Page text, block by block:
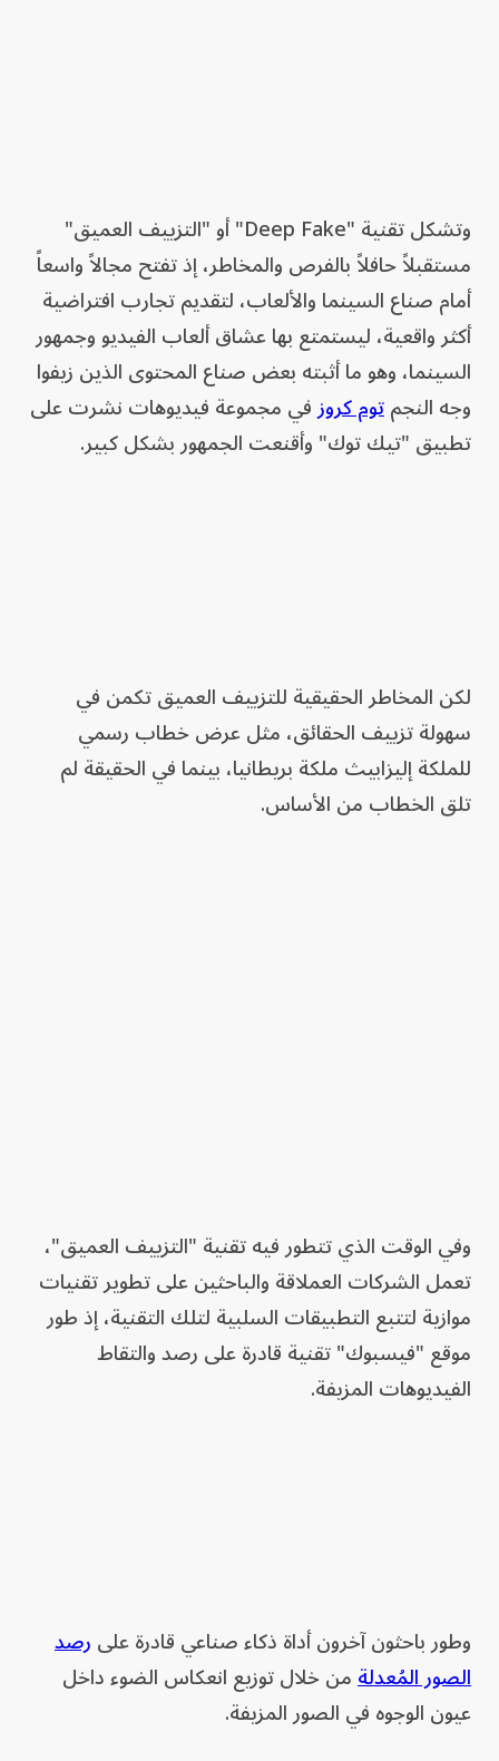
وتشكل تقنية "Deep Fake" أو "التزييف العميق"
مستقبلاً حافلاً بالفرص والمخاطر، إذ تفتح مجالاً واسعاً
أمام صناع السينما والألعاب، لتقديم تجارب افتراضية
أكثر واقعية، ليستمتع بها عشاق ألعاب الفيديو وجمهور
السينما، وهو ما أثبته بعض صناع المحتوى الذين زيفوا
وجه النجمتوم كروزفي مجموعة فيديوهات نشرت على
تطبيق "تيك توك" وأقنعت الجمهور بشكل كبير.
لكن المخاطر الحقيقية للتزييف العميق تكمن في
سهولة تزييف الحقائق، مثل عرض خطاب رسمي
للملكة إليزابيث ملكة بريطانيا، بينما في الحقيقة لم
تلق الخطاب من الأساس.
وفي الوقت الذي تتطور فيه تقنية "التزييف العميق"،
تعمل الشركات العملاقة والباحثين على تطوير تقنيات
موازية لتتبع التطبيقات السلبية لتلك التقنية، إذ طور
موقع "فيسبوك" تقنية قادرة على رصد والتقاط
الفيديوهات المزيفة.
وطور باحثون آخرون أداة ذكاء صناعي قادرة علىرصد
الصور المُعدلةمن خلال توزيع انعكاس الضوء داخل
عيون الوجوه في الصور المزيفة.